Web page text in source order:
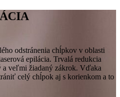
odstránenia chĺpkov v oblasti
epilácia. Trvalá redukcia
a veľmi žiadaný zákrok. Vďaka
celý chĺpok aj s korienkom a to